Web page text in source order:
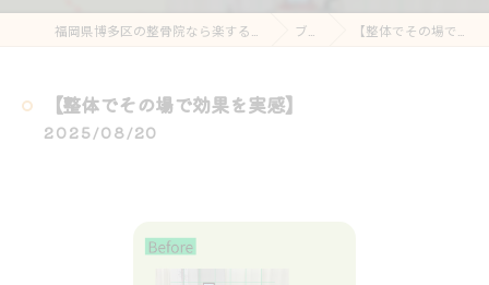
ブログ 【整体でその場で効果を実感】
【整体でその場で効果を実感】
2025/08/20